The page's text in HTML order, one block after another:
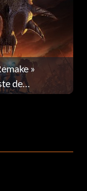
»
de
1.0.4